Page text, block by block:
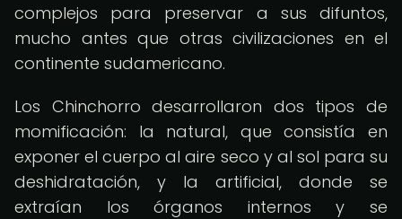
complejos para preservar a sus difuntos,
mucho antes que otras civilizaciones en el
continente sudamericano.
Los Chinchorro desarrollaron dos tipos de
momificación: la natural, que consistía en
exponer el cuerpo al aire seco y al sol para su
deshidratación, y la artificial, donde se
extraían los órganos internos y se